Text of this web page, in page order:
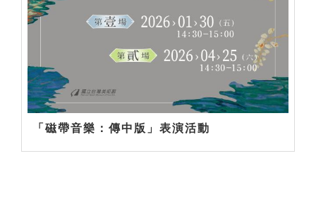
「磁帶音樂：傳中版」表演活動